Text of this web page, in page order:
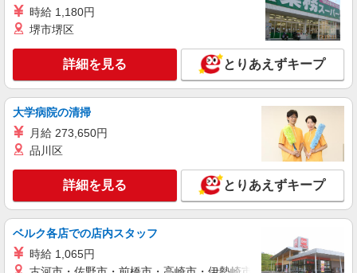
※介護福祉士は6,500円/月 住宅手当：0〜3,000
円 昇給：あり 賞与：年2回、2.00ヶ月分（前
派遣社員
株式会社トラストグロース 北海道支社
介護老人保健施設内通所リハビリテーションで
の介護業務
【派遣時給】1,350〜1,500円（資格・経験によ
る） 交通費別途支給
詳細を見る
職業紹介
株式会社トラストグロース 北海道支社
有料老人ホームでの介護業務
【正社員】 月給：202,400〜316,630円（資
格・経験による） 基本給：140,900〜247,630円
加給手当：11,500〜19,000円 資格手当：
時給 1,180円
堺市堺区
詳細を見る とりあえずキープ
大学病院の清掃
月給 273,650円
品川区
詳細を見る とりあえずキープ
ベルク各店での店内スタッフ
時給 1,065円